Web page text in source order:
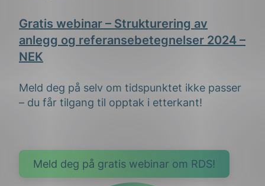
Gratis webinar – Strukturering av
anlegg og referansebetegnelser 2024 –
NEK
Meld deg på selv om tidspunktet ikke passer
– du får tilgang til opptak i etterkant!
Meld deg på gratis webinar om RDS!